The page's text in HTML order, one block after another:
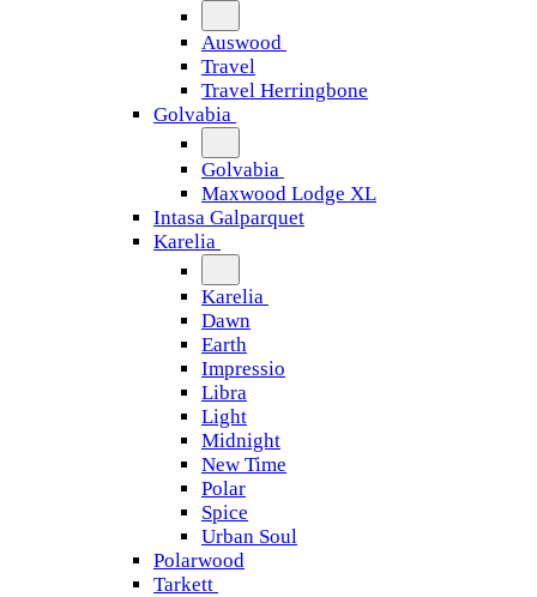
Auswood
Travel
Travel Herringbone
Golvabia
Golvabia
Maxwood Lodge XL
Intasa Galparquet
Karelia
Karelia
Dawn
Earth
Impressio
Libra
Light
Midnight
New Time
Polar
Spice
Urban Soul
Polarwood
Tarkett